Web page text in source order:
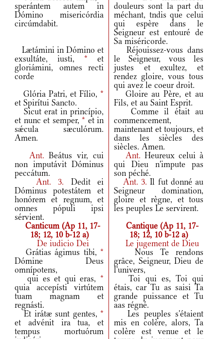
sperántem autem in
Dómino misericórdia
circúmdabit.
douleurs sont la part du
méchant, tndis que celui
qui espère dans le
Seigneur est entouré de
Sa miséricorde.
Lætámini in Dómino et
exsultáte, iusti, * et
gloriámini, omnes recti
corde
Réjouissez-vous dans
le Seigneur, vous les
justes et exultez, et
rendez gloire, vous tous
qui avez le coeur droit.
Glória Patri, et Fílio, *
et Spirítui Sancto.
Gloire au Père, et au
Fils, et au Saint Esprit.
Sicut erat in princípio,
et nunc et semper, * et in
sǽcula sæculórum.
Amen.
Comme il était au
commencement,
maintenant et toujours, et
dans les siècles des
siècles. Amen.
Ant.Beátus vir, cui
non imputávit Dóminus
peccátum.
Ant. Heureux celui à
qui Dieu n'impute pas
son péché.
Ant. 3. Dedit ei
Dóminus potestátem et
honórem et regnum, et
omnes pópuli ipsi
sérvient.
Ant. 3. Il fut donné au
Seigneur domination,
gloire et règne, et tous
les peuples Le servirent.
Canticum (Ap 11, 17-
18; 12, 10 b-12 a)
Cantique (Ap 11, 17-
18; 12, 10 b-12 a)
De iudicio Dei
Le jugement de Dieu
Grátias ágimus tibi, *
Dómine Deus
omnípotens,
Nous Te rendons
grâce, Seigneur, Dieu de
l'univers,
qui es et qui eras, *
quia accepísti virtútem
tuam magnam et
regnásti.
Toi qui es, Toi qui
étais, car Tu as saisi Ta
grande puissance et Tu
aas régné.
Et irátæ sunt gentes, *
et advénit ira tua, et
tempus mortuórum
Les peuples s'étaient
mis en colère, alors, Ta
colère est venue et le